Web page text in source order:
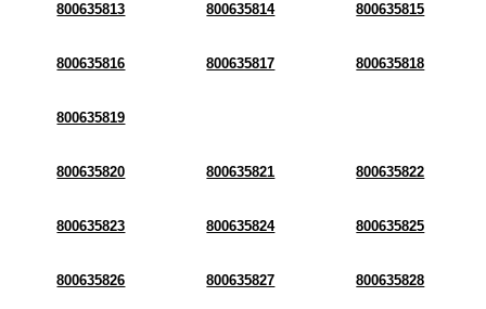
800635813 800635814 800635815
800635816 800635817 800635818
800635819
800635820 800635821 800635822
800635823 800635824 800635825
800635826 800635827 800635828